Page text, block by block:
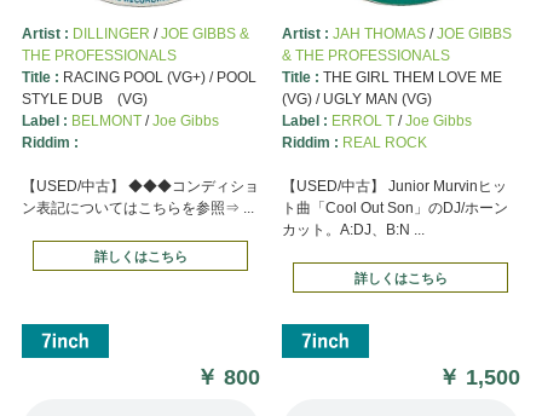
Artist : DILLINGER /JOE GIBBS &
THE PROFESSIONALS
Title : RACING POOL (VG+) / POOL
STYLE DUB (VG)
Label : BELMONT/Joe Gibbs
Riddim :
【USED/中古】 ◆◆◆コンディショ
ン表記についてはこちらを参照⇒ ...
詳しくはこちら
￥800
Artist : JAH THOMAS/JOE GIBBS
& THE PROFESSIONALS
Title : THE GIRL THEM LOVE ME
(VG) / UGLY MAN (VG)
Label : ERROL T/Joe Gibbs
Riddim : REAL ROCK
【USED/中古】 Junior Murvinヒッ
ト曲「Cool Out Son」のDJ/ホーン
カット。A:DJ、B:N ...
詳しくはこちら
￥ 1,500